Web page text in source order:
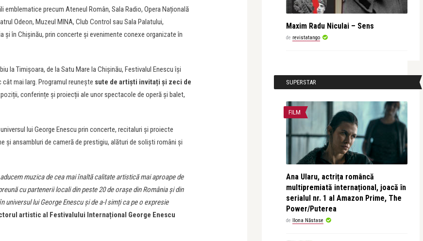
precum Ateneul Român, Sala Radio, Opera Națională
Odeon, Muzeul MINA, Club Control sau Sala Palatului,
și în Chișinău, prin concerte și evenimente conexe organizate în
la Timișoara, de la Satu Mare la Chișinău, Festivalul Enescu își
mai larg. Programul reunește sute de artiști invitați și zeci de
conferințe și proiecții ale unor spectacole de operă și balet,
lui George Enescu prin concerte, recitaluri și proiecte
și ansambluri de cameră de prestigiu, alături de soliști români și
muzica de cea mai înaltă calitate artistică mai aproape de
cu partenerii locali din peste 20 de orașe din România și din
universul lui George Enescu și de a-l simți ca pe o expresie
artistic al Festivalului Internațional George Enescu
Maxim Radu Niculai – Sens
de revistatango
SUPERSTAR
FILM
Ana Ularu, actrița româncă
multipremiată internațional, joacă în
serialul nr. 1 al Amazon Prime, The
Power/Puterea
de Ilona Năstase